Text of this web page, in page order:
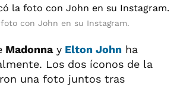
con John en su Instagram.
Madonnay Elton John ha
Los dos íconos de la
una foto juntos tras